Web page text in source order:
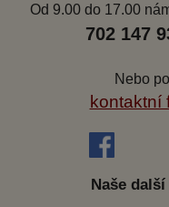
Od 9.00 do 17.00
702 147
Nebo
kontaktní
Naše